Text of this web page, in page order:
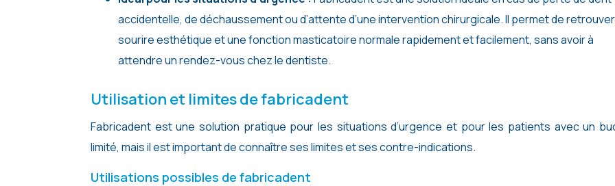
accidentelle, de déchaussement ou d’attente d’une intervention chirurgicale. Il permet de
sourire esthétique et une fonction masticatoire normale rapidement et facilement, sans avoir à
attendre un rendez-vous chez le dentiste.
Utilisation et limites de fabricadent
Fabricadent est une solution pratique pour les situations d’urgence et pour les patients avec un
limité, mais il est important de connaître ses limites et ses contre-indications.
Utilisations possibles de fabricadent